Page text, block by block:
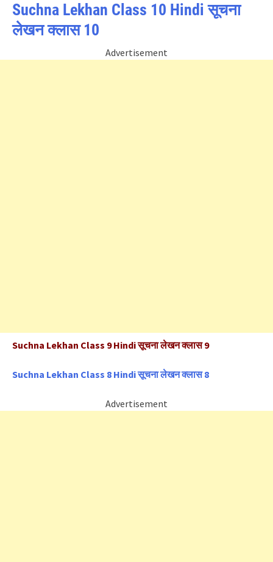
Suchna Lekhan Class 10 Hindi सूचना
लेखन क्लास 10
Advertisement
Suchna Lekhan Class 9 Hindi सूचना लेखन क्लास 9
Suchna Lekhan Class 8 Hindi सूचना लेखन क्लास 8
Advertisement